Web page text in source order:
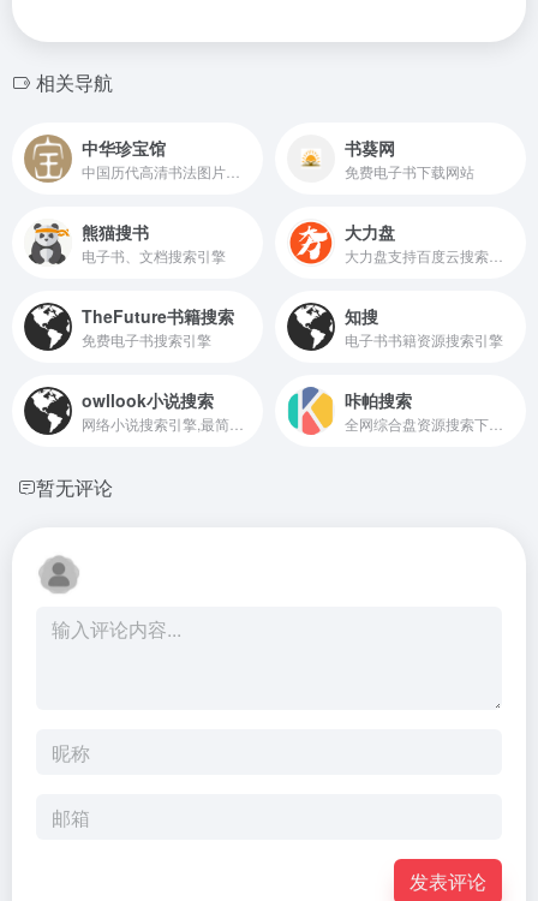
相关导航
中华珍宝馆 书葵网
免费电子书下载网站
熊猫搜书
电子书、文档搜索引擎
大力盘
TheFuture书籍搜索
免费电子书搜索引擎
知搜
电子书书籍资源搜索引擎
owllook小说搜索 咔帕搜索
暂无评论
发表评论